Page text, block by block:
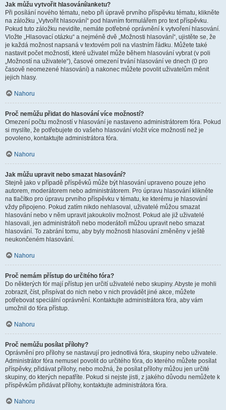
Jak můžu vytvořit hlasování/anketu?
Při posílání nového tématu, nebo při úpravě prvního příspěvku tématu, klikněte
na záložku „Vytvořit hlasování“ pod hlavním formulářem pro text příspěvku.
Pokud tuto záložku nevidíte, nemáte potřebné oprávnění k vytvoření hlasování.
Vložte „Hlasovací otázku“ a nejméně dvě „Možnosti hlasování“, ujistěte se, že
je každá možnost napsaná v textovém poli na vlastním řádku. Můžete také
nastavit počet možností, které uživatel může během hlasování vybrat (v poli
„Možností na uživatele“), časové omezení trvání hlasování ve dnech (0 pro
časově neomezené hlasování) a nakonec můžete povolit uživatelům měnit
jejich hlasy.
Nahoru
Proč nemůžu přidat do hlasování více možností?
Omezení počtu možností v hlasování je nastaveno administrátorem fóra. Pokud
si myslíte, že potřebujete do vašeho hlasování vložit více možností než je
povoleno, kontaktujte administrátora fóra.
Nahoru
Jak můžu upravit nebo smazat hlasování?
Stejně jako v případě příspěvků může být hlasování upraveno pouze jeho
autorem, moderátorem nebo administrátorem. Pro úpravu hlasování klikněte
na tlačítko pro úpravu prvního příspěvku v tématu, ke kterému je hlasování
vždy připojeno. Pokud zatím nikdo nehlasoval, uživatelé můžou smazat
hlasování nebo v něm upravit jakoukoliv možnost. Pokud ale již uživatelé
hlasovali, jen administrátoři nebo moderátoři můžou upravit nebo smazat
hlasování. To zabrání tomu, aby byly možnosti hlasování změněny v ještě
neukončeném hlasování.
Nahoru
Proč nemám přístup do určitého fóra?
Do některých fór mají přístup jen určití uživatelé nebo skupiny. Abyste je mohli
zobrazit, číst, přispívat do nich nebo v nich provádět jiné akce, můžete
potřebovat speciální oprávnění. Kontaktujte administrátora fóra, aby vám
umožnil do fóra přístup.
Nahoru
Proč nemůžu posílat přílohy?
Oprávnění pro přílohy se nastavují pro jednotlivá fóra, skupiny nebo uživatele.
Administrátor fóra nemusel povolit do určitého fóra, do kterého můžete posílat
příspěvky, přidávat přílohy, nebo možná, že posílat přílohy můžou jen určité
skupiny, do kterých nepatříte. Pokud si nejste jisti, z jakého důvodu nemůžete k
příspěvkům přidávat přílohy, kontaktujte administrátora fóra.
Nahoru